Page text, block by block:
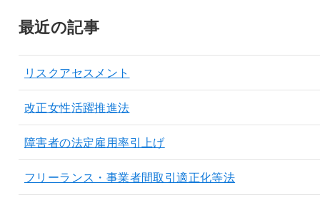
最近の記事
リスクアセスメント
改正女性活躍推進法
障害者の法定雇用率引上げ
フリーランス・事業者間取引適正化等法